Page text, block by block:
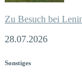
Zu Besuch bei
28.07.2026
Sonstiges